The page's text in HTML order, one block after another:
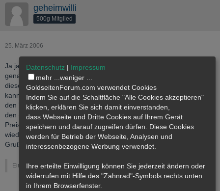
geheimwilli
500g Mitglied
25. März 2006
Ja ja die liebe Umsatzsteuer ( häufig fälschlicherweise MwSt
genannt ) ist schon ein großes Problem. Leide funktioniert auch
diese Idee nicht wirklich. Denn derjenige der Siberkunst herstellt
kann zwar seine Produkte ggfls. onhe Ust verkaufen, verliert aber
den Vorsteuerabzug vom Einkauf des silbers, so dass diese USt auf
den einkauf des silbers um Kunstgegenstände herzustellen in den
Preis für das Kunstwerk eingeht und so den Preis auf diese Weise
wieder erhöht !
Gruß geheimwilli
Einmal editiert, zuletzt vongeheimwilli(25. März 2006)
Datenschutz | Impressum
mehr ... weniger ...
GoldseitenForum.com verwendet Cookies
Indem Sie auf die Schaltfläche "Alle Cookies akzeptieren"
klicken, erklären Sie sich damit einverstanden,
dass Webseite und Dritte Cookies auf Ihrem Gerät
speichern und darauf zugreifen dürfen. Diese Cookies
werden für Betrieb der Webseite, Analysen und
interessenbezogene Werbung verwendet.
Ihre erteilte Einwilligung können Sie jederzeit ändern oder
widerrufen mit Hilfe des "Zahnrad"-Symbols rechts unten
in Ihrem Browserfenster.